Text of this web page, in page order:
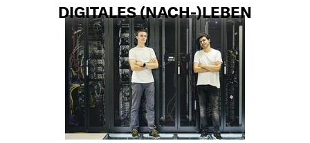
DIGITALES (NACH-)LEBEN